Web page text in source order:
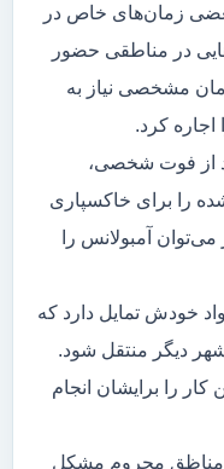
بعضی زمان‌های خاص در
در مناطقی حضور
مشخصی نیاز به
اجاره کرد.
از فوت شخصی،
را برای خاکسپاری
آمبولانس را
خودش تمایل دارد که
دیگر منتقل شود.
کار را برایشان انجام
به مناظق محروم مشکل